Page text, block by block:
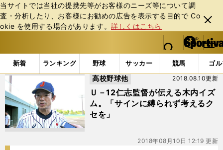
当サイトでは当社の提携先等がお客様のニーズ等について調
査・分析したり、お客様にお勧めの広告を表⽰する⽬的で Co
okie を使⽤する場合があります。詳しくはこちら
閉じ
る
web Sportiva (webスポルティーバ)
検索
マイペ
ー
ジ
メニュ
新着 ランキング 野球 サッカー 競馬 ゴ
b
ス
ポ
ル
テ
ィ
ー
「#侍ジャパンU－12」の最新ニュース・ 情報
Ｕ－12仁志監督が伝える木内イズ
ム。「サインに縛られず考えるク
セを」
2018.08.10更新
高校野球他
2018年08月10日 12:19 更新